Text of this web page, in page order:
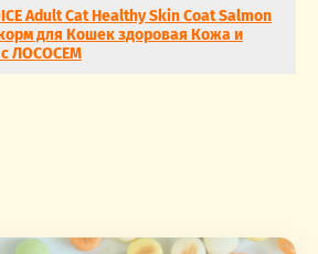
Adult Cat Healthy Skin Coat Salmon
для Кошек здоровая Кожа и
ЛОСОСЕМ